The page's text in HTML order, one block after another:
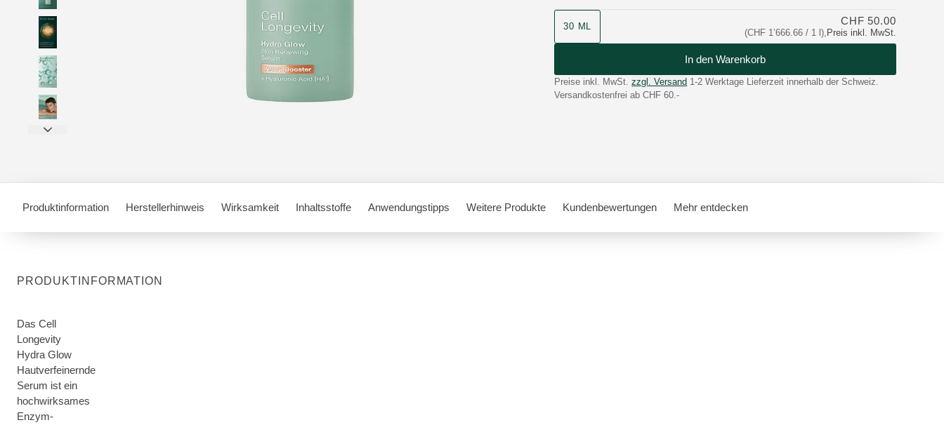
30 ML
(CHF 1’666.66 / 1 l), Preis inkl. MwSt.
CHF 50.00
In den Warenkorb
Preise inkl. MwSt. zzgl. Versand 1-2 Werktage Lieferzeit innerhalb der Schweiz.
Versandkostenfrei ab CHF 60.-
Produktinformation Herstellerhinweis Wirksamkeit Inhaltsstoffe Anwendungstipps Weitere Produkte Kundenbewertungen Mehr entdecken
PRODUKTINFORMATION
Das Cell
Longevity
Hydra Glow
Hautverfeinernde
Serum ist ein
hochwirksames
Enzym-